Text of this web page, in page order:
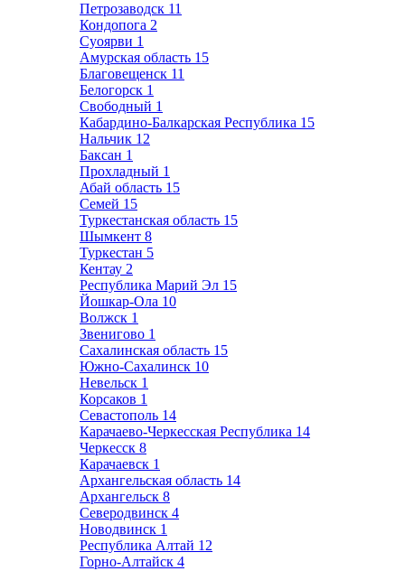
Петрозаводск 11
Кондопога 2
Суоярви 1
Амурская область 15
Благовещенск 11
Белогорск 1
Свободный 1
Кабардино-Балкарская Республика 15
Нальчик 12
Баксан 1
Прохладный 1
Абай область 15
Семей 15
Туркестанская область 15
Шымкент 8
Туркестан 5
Кентау 2
Республика Марий Эл 15
Йошкар-Ола 10
Волжск 1
Звенигово 1
Сахалинская область 15
Южно-Сахалинск 10
Невельск 1
Корсаков 1
Севастополь 14
Карачаево-Черкесская Республика 14
Черкесск 8
Карачаевск 1
Архангельская область 14
Архангельск 8
Северодвинск 4
Новодвинск 1
Республика Алтай 12
Горно-Алтайск 4